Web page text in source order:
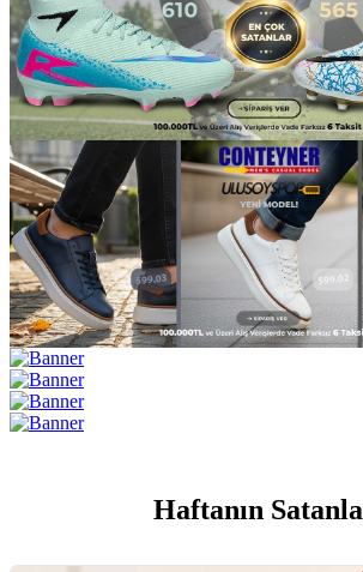
Haftanın